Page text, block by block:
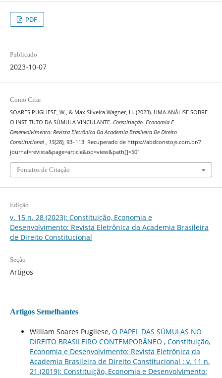
PDF
Publicado
2023-10-07
Como Citar
SOARES PUGLIESE, W., & Max Silveira Wagner, H. (2023). UMA ANÁLISE SOBRE
O INSTITUTO DA SÚMULA VINCULANTE. Constituição, Economia E
Desenvolvimento: Revista Eletrônica Da Academia Brasileira De Direito
Constitucional , 15(28), 93–113. Recuperado de https://abdconstojs.com.br/?
journal=revista&page=article&op=view&path[]=501
Fomatos de Citação
Edição
v. 15 n. 28 (2023): Constituição, Economia e
Desenvolvimento: Revista Eletrônica da Academia Brasileira
de Direito Constitucional
Seção
Artigos
Artigos Semelhantes
William Soares Pugliese, O PAPEL DAS SÚMULAS NO
DIREITO BRASILEIRO CONTEMPORÂNEO , Constituição,
Economia e Desenvolvimento: Revista Eletrônica da
Academia Brasileira de Direito Constitucional : v. 11 n.
21 (2019): Constituição, Economia e Desenvolvimento: